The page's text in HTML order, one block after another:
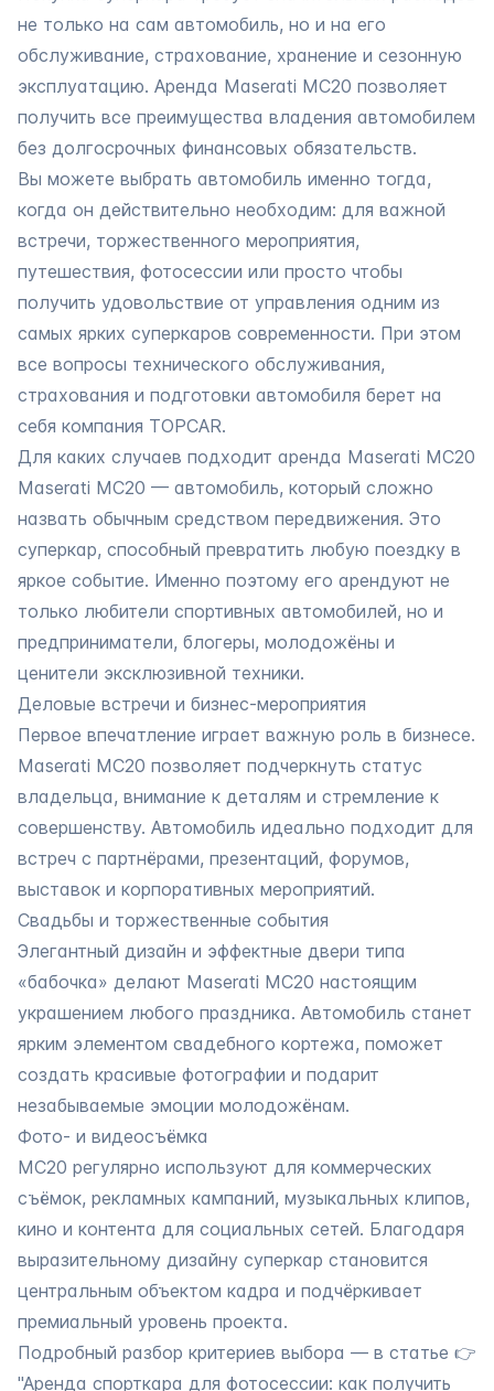
не только на сам автомобиль, но и на его
обслуживание, страхование, хранение и сезонную
эксплуатацию. Аренда Maserati MC20 позволяет
получить все преимущества владения автомобилем
без долгосрочных финансовых обязательств.
Вы можете выбрать автомобиль именно тогда,
когда он действительно необходим: для важной
встречи, торжественного мероприятия,
путешествия, фотосессии или просто чтобы
получить удовольствие от управления одним из
самых ярких суперкаров современности. При этом
все вопросы технического обслуживания,
страхования и подготовки автомобиля берет на
себя компания TOPCAR.
Для каких случаев подходит аренда Maserati MC20
Maserati MC20 — автомобиль, который сложно
назвать обычным средством передвижения. Это
суперкар, способный превратить любую поездку в
яркое событие. Именно поэтому его арендуют не
только любители спортивных автомобилей, но и
предприниматели, блогеры, молодожёны и
ценители эксклюзивной техники.
Деловые встречи и бизнес-мероприятия
Первое впечатление играет важную роль в бизнесе.
Maserati MC20 позволяет подчеркнуть статус
владельца, внимание к деталям и стремление к
совершенству. Автомобиль идеально подходит для
встреч с партнёрами, презентаций, форумов,
выставок и корпоративных мероприятий.
Свадьбы и торжественные события
Элегантный дизайн и эффектные двери типа
«бабочка» делают Maserati MC20 настоящим
украшением любого праздника. Автомобиль станет
ярким элементом свадебного кортежа, поможет
создать красивые фотографии и подарит
незабываемые эмоции молодожёнам.
Фото- и видеосъёмка
MC20 регулярно используют для коммерческих
съёмок, рекламных кампаний, музыкальных клипов,
кино и контента для социальных сетей. Благодаря
выразительному дизайну суперкар становится
центральным объектом кадра и подчёркивает
премиальный уровень проекта.
Подробный разбор критериев выбора — в статье 👉
"Аренда спорткара для фотосессии: как получить